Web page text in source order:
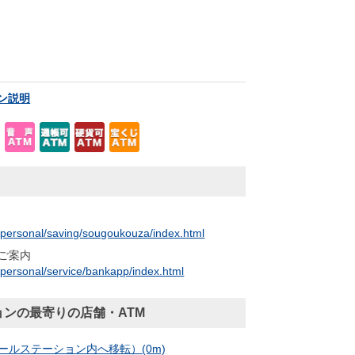
説明
saving/sougoukouza/index.html
案内
service/bankapp/index.html
の最寄りの店舗・ATM
ルステーション内へ移転）(0m)